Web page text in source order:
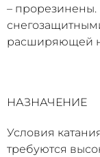
–
расширяющей
НАЗНАЧЕНИЕ
Условия
требуются